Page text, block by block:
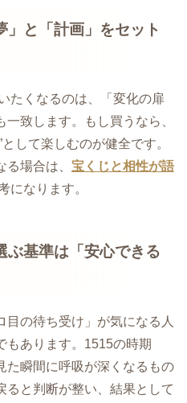
」と「計画」をセット
たくなるのは、「変化の扉
致します。もし買うなら、
して楽しむのが健全です。
場合は、 宝くじと相性が語
になります。
ぶ基準は「安心できる
目の待ち受け」が気になる人
もあります。1515の時期
た瞬間に呼吸が深くなるもの
ると判断が整い、結果として